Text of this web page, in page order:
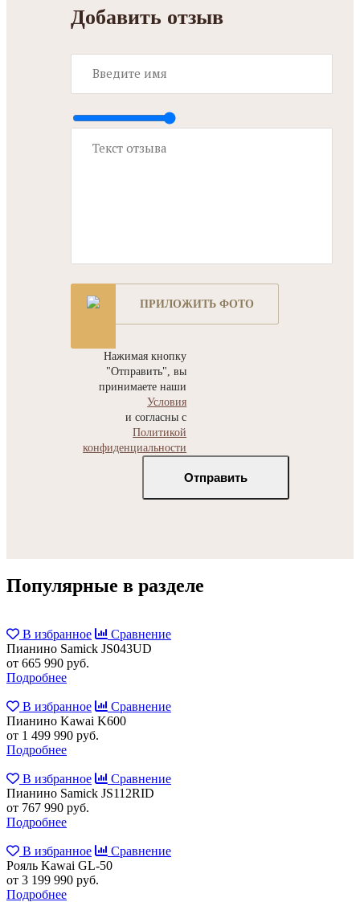
Добавить отзыв
ПРИЛОЖИТЬ ФОТО
Нажимая кнопку
"Отправить", вы
принимаете наши
Условия
и согласны с
Политикой
конфиденциальности
Популярные в разделе
В избранное
Сравнение
Пианино Samick JS043UD
от 665 990 руб.
Подробнее
В избранное
Сравнение
Пианино Kawai K600
от 1 499 990 руб.
Подробнее
В избранное
Сравнение
Пианино Samick JS112RID
от 767 990 руб.
Подробнее
В избранное
Сравнение
Рояль Kawai GL-50
от 3 199 990 руб.
Подробнее